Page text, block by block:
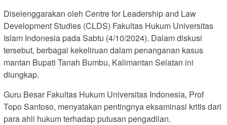
Diselenggarakan oleh Centre for Leadership and Law
Development Studies (CLDS) Fakultas Hukum Universitas
Islam Indonesia pada Sabtu (4/10/2024). Dalam diskusi
tersebut, berbagai kekeliruan dalam penanganan kasus
mantan Bupati Tanah Bumbu, Kalimantan Selatan ini
diungkap.
Guru Besar Fakultas Hukum Universitas Indonesia, Prof
Topo Santoso, menyatakan pentingnya eksaminasi kritis dari
para ahli hukum terhadap putusan pengadilan.